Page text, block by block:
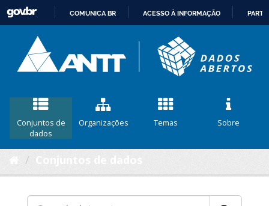
CONTEÚDO
COMUNICA BR ACESSO À INFORMAÇÃO
Conjuntos de
dados
Organizações Temas Sobre